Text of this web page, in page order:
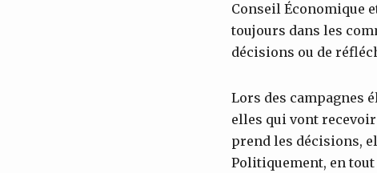
Conseil Économique
toujours dans les
décisions ou de
Lors des campagnes
elles qui vont recevoir
prend les décisions,
Politiquement, en tout